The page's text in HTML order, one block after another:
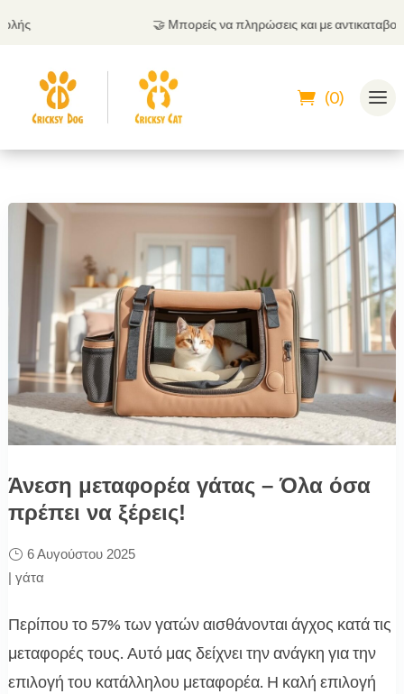
Μπορείς να πληρώσεις και με αντικαταβολή
(0)
Άνεση μεταφορέα γάτας – Όλα όσα
πρέπει να ξέρεις!
6 Αυγούστου 2025
| γάτα
Περίπου το 57% των γατών αισθάνονται άγχος κατά τις
μεταφορές τους. Αυτό μας δείχνει την ανάγκη για την
επιλογή του κατάλληλου μεταφορέα. Η καλή επιλογή